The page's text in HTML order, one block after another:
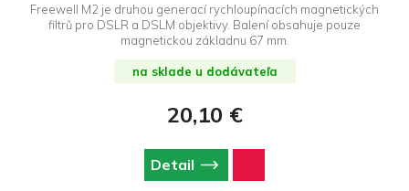
Freewell M2 je druhou generací rychloupínacích magnetických
filtrů pro DSLR a DSLM objektivy. Balení obsahuje pouze
magnetickou základnu 67 mm.
na sklade u dodávateľa
20,10 €
Detail